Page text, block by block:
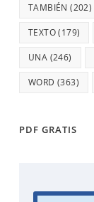
TAMBIÉN (202)
TEXTO(179)
UNA (246)
WORD (363)
PDF GRATIS